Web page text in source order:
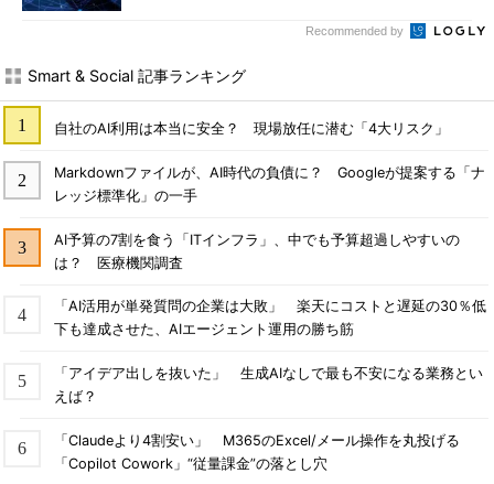
Recommended by
Smart & Social 記事ランキング
自社のAI利用は本当に安全？ 現場放任に潜む「4大リスク」
Markdownファイルが、AI時代の負債に？ Googleが提案する「ナ
レッジ標準化」の一手
AI予算の7割を食う「ITインフラ」、中でも予算超過しやすいの
は？ 医療機関調査
「AI活用が単発質問の企業は大敗」 楽天にコストと遅延の30％低
下も達成させた、AIエージェント運用の勝ち筋
「アイデア出しを抜いた」 生成AIなしで最も不安になる業務とい
えば？
「Claudeより4割安い」 M365のExcel/メール操作を丸投げる
「Copilot Cowork」“従量課金”の落とし穴